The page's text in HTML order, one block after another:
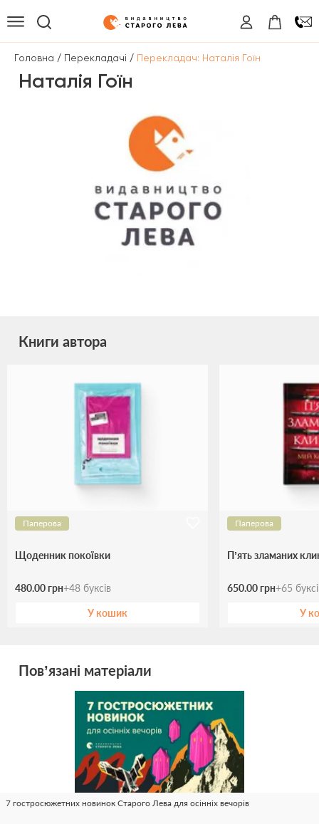
Головна / Перекладачі / Перекладач: Наталія Гоїн
Наталія Гоїн
Книги автора
Паперова
Щоденник покоївки
480.00 грн+48 буксів
У кошик
Паперова
П’ять зламаних
650.00 грн+65
У
Пов’язані матеріали
7 гостросюжетних новинок Старого Лева для осінніх вечорів